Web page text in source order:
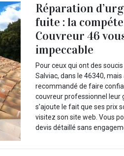
Réparation
fuite : la
Couvreur 46
impeccable
Pour ceux qui ont des
Salviac, dans le 46340,
recommandé de faire
couvreur professionnel leur
s’ajoute le fait que ses prix
visitez son site web. Vous
devis détaillé sans